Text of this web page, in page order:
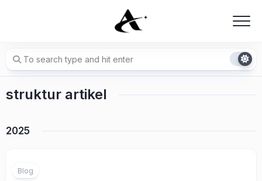
struktur artikel
2025
Blog